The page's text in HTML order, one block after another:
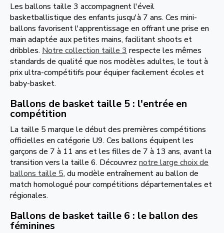
Les ballons taille 3 accompagnent l'éveil
basketballistique des enfants jusqu'à 7 ans. Ces mini-
ballons favorisent l'apprentissage en offrant une prise en
main adaptée aux petites mains, facilitant shoots et
dribbles. Notre collection taille 3 respecte les mêmes
standards de qualité que nos modèles adultes, le tout à
prix ultra-compétitifs pour équiper facilement écoles et
baby-basket.
Ballons de basket taille 5 : l'entrée en
compétition
La taille 5 marque le début des premières compétitions
officielles en catégorie U9. Ces ballons équipent les
garçons de 7 à 11 ans et les filles de 7 à 13 ans, avant la
transition vers la taille 6. Découvrez notre large choix de
ballons taille 5, du modèle entraînement au ballon de
match homologué pour compétitions départementales et
régionales.
Ballons de basket taille 6 : le ballon des
féminines